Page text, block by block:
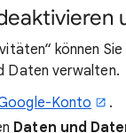
können
Daten verwalten.
Konto
.
Daten und